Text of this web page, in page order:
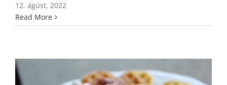
12. ágúst, 2022
Read More